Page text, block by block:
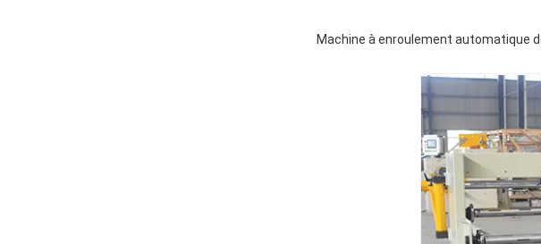
Machine à enroulement automatique